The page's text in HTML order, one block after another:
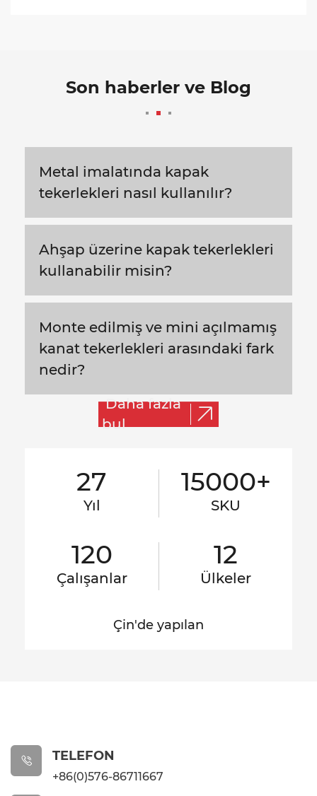
Son haberler ve Blog
Metal imalatında kapak
tekerlekleri nasıl kullanılır?
Ahşap üzerine kapak tekerlekleri
kullanabilir misin?
27
Yıl
15000+
SKU
120
Çalışanlar
12
Ülkeler
Çin'de yapılan
Monte edilmiş ve mini açılmamış
kanat tekerlekleri arasındaki fark
nedir?
Daha fazla
bul
 TELEFON
+86(0)576-86711667